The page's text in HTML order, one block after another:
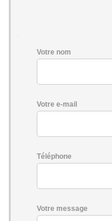
Votre nom
Votre e-mail
Téléphone
Votre message